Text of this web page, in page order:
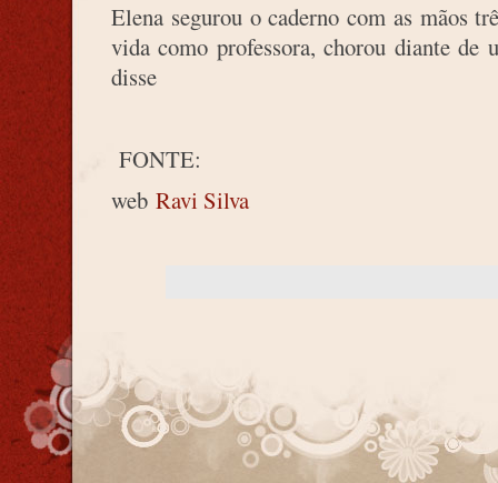
Elena segurou o caderno com as mãos
vida como professora, chorou diante de
disse
FONTE:
web Ravi Silva